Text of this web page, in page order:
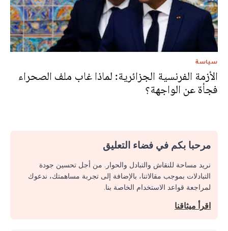
سياسة
الأزمة الفرنسية الجزائرية: لماذا غاب ملف الصحراء
فجأة عن الواجهة؟
مرحبا بكم في فضاء التعليق
نريد مساحة للنقاش والتبادل والحوار. من أجل تحسين جودة
التبادلات بموجب مقالاتنا، بالإضافة إلى تجربة مساهمتك، ندعوك
لمراجعة قواعد الاستخدام الخاصة بنا.
اقرأ ميثاقنا